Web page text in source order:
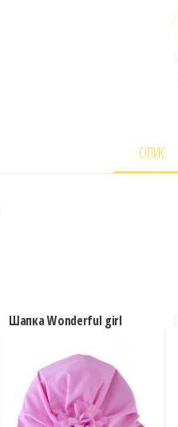
ОПИС
Шапка Wonderful girl